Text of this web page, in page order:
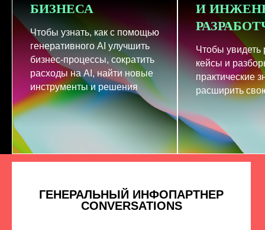
БИЗНЕСА
Чтобы узнать, как с помощью
генеративного AI улучшить
бизнес-процессы, сократить
расходы на AI, найти новые
инструменты и решения
И
Чтобы увидеть
кейсы и
практические
расширить